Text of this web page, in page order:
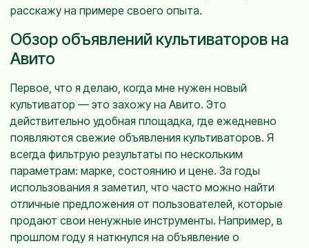
расскажу на примере своего опыта.
Обзор объявлений культиваторов на
Авито
Первое, что я делаю, когда мне нужен новый
культиватор — это захожу на Авито. Это
действительно удобная площадка, где ежедневно
появляются свежие объявления культиваторов. Я
всегда фильтрую результаты по нескольким
параметрам: марке, состоянию и цене. За годы
использования я заметил, что часто можно найти
отличные предложения от пользователей, которые
продают свои ненужные инструменты. Например, в
прошлом году я наткнулся на объявление о